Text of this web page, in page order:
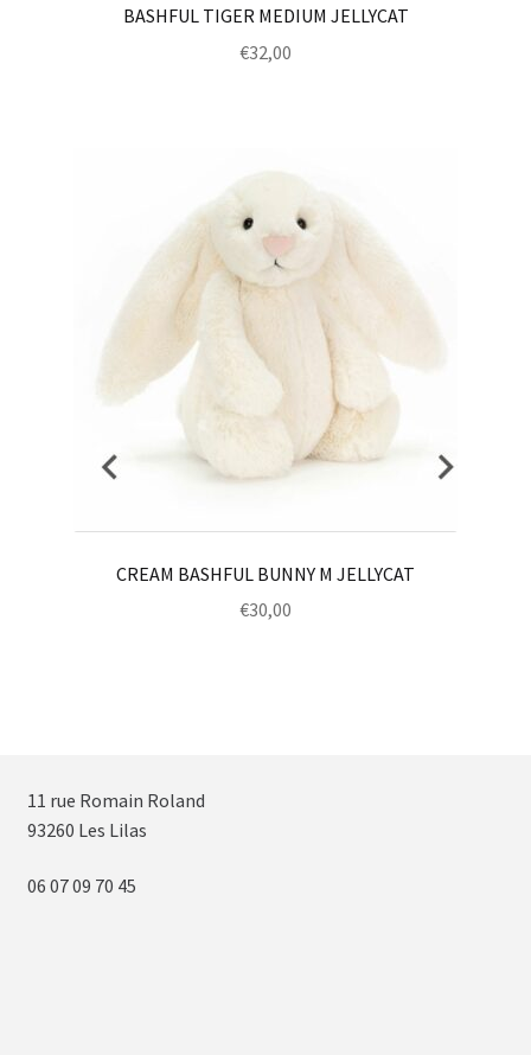
BASHFUL TIGER MEDIUM JELLYCAT
€32,00
CREAM BASHFUL BUNNY M JELLYCAT
€30,00
11 rue Romain Roland
93260 Les Lilas
06 07 09 70 45